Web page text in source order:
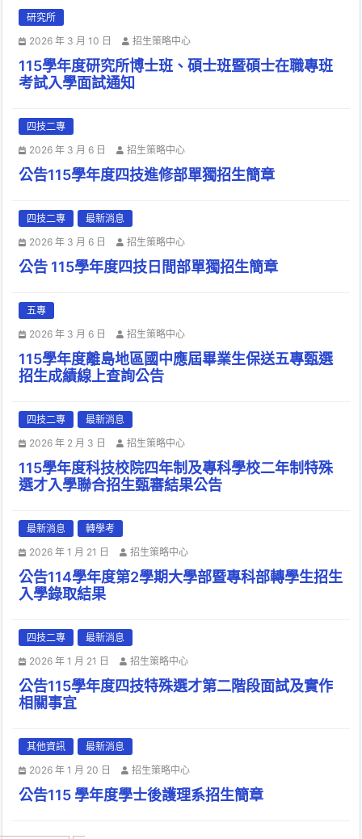
研究所
2026 年 3 月 10 日
招生策略中心
115學年度研究所博士班、碩士班暨碩士在職專班
考試入學面試通知
四技二專
2026 年 3 月 6 日
招生策略中心
公告115學年度四技進修部單獨招生簡章
四技二專
最新消息
2026 年 3 月 6 日
招生策略中心
公告 115學年度四技日間部單獨招生簡章
五專
2026 年 3 月 6 日
招生策略中心
115學年度離島地區國中應屆畢業生保送五專甄選
招生成績線上查詢公告
四技二專
最新消息
2026 年 2 月 3 日
招生策略中心
115學年度科技校院四年制及專科學校二年制特殊
選才入學聯合招生甄審結果公告
最新消息
轉學考
2026 年 1 月 21 日
招生策略中心
公告114學年度第2學期大學部暨專科部轉學生招生
入學錄取結果
四技二專
最新消息
2026 年 1 月 21 日
招生策略中心
公告115學年度四技特殊選才第二階段面試及實作
相關事宜
其他資訊
最新消息
2026 年 1 月 20 日
招生策略中心
公告115 學年度學士後護理系招生簡章